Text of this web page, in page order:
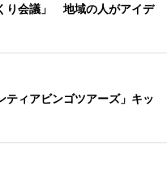
り会議」 地域の人がアイデ
ティアビンゴツアーズ」キッ